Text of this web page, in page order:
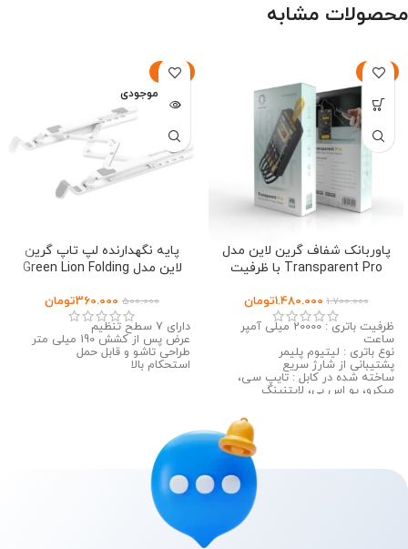
محصولات مشابه
-13%
پاوربانک شفاف گرین لاین مدل
Transparent Pro با ظرفیت
1.700.000
1.480.000تومان
ظرفیت باتری : 20000 میلی آمپر
ساعت
نوع باتری : لیتیوم پلیمر
پشتیبانی از شارژ سریع
ساخته شده در کابل : تایپ سی،
میکرو، یو اس بی، لایتنینگ
-28%
اتمام موجودی
پایه نگهدارنده لپ تاپ گرین
لاین مدل Green Lion Folding
500.000
360.000تومان
دارای 7 سطح تنظیم
عرض پس از کشش 190 میلی متر
طراحی تاشو و قابل حمل
استحکام بالا